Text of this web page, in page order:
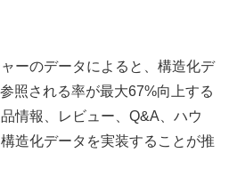
ーのデータによると、構造化デ
照される率が最大67%向上する
情報、レビュー、Q&A、ハウ
造化データを実装することが推